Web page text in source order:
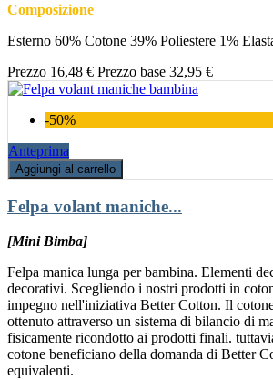
Composizione
Esterno 60% Cotone 39% Poliestere 1%
Prezzo 16,48 € Prezzo base 32,95 €
-50%
Anteprima
Aggiungi al carrello
Felpa volant maniche...
[Mini Bimba]
Felpa manica lunga per bambina. Elementi
decorativi. Scegliendo i nostri prodotti in
impegno nell'iniziativa Better Cotton. Il
ottenuto attraverso un sistema di bilancio di
fisicamente ricondotto ai prodotti finali.
cotone beneficiano della domanda di Better
equivalenti.